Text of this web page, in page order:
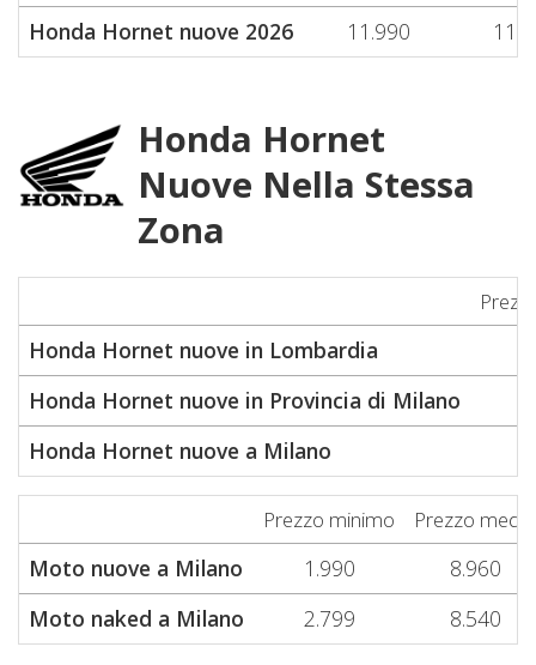
Honda Hornet nuove 2026
11.990
Honda Hornet
Nuove Nella Stessa
Zona
Honda Hornet nuove in Lombardia
Honda Hornet nuove in Provincia di Milano
Honda Hornet nuove a Milano
Prezzo minimo Prezzo medio
Moto nuove a Milano 1.990
8.960
Moto naked a Milano
2.799 8.540